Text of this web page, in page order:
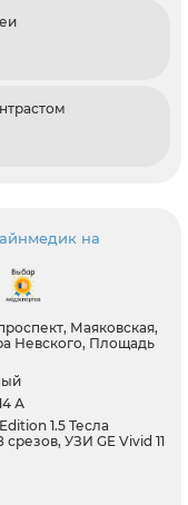
на
Маяковская,
Невского, Площадь
А
1.5 Тесла
УЗИ GE Vivid 11